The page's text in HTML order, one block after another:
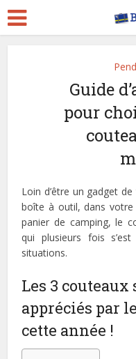
Guide
pour
Loin d’être un gadget
boîte à outil, dans
panier de camping, le
qui plusieurs fois
situations.
Les 3
appréciés par
cette année !